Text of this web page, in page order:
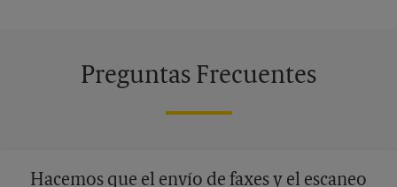
Preguntas Frecuentes
Hacemos que el envío de faxes y el escaneo